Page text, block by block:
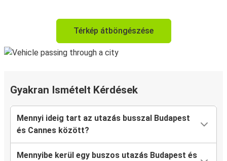
Térkép átböngészése
Gyakran Ismételt Kérdések
Mennyi ideig tart az utazás busszal Budapest
és Cannes között?
Mennyibe kerül egy buszos utazás Budapest és